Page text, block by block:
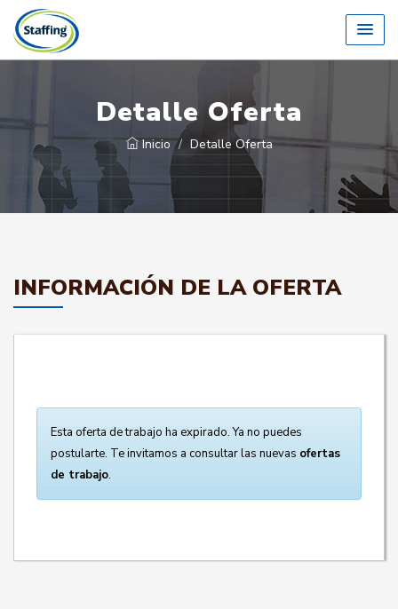
Detalle Oferta
Inicio Detalle Oferta
INFORMACIÓN DE LA OFERTA
Esta oferta de trabajo ha expirado. Ya no puedes
postularte. Te invitamos a consultar las nuevas ofertas
de trabajo.